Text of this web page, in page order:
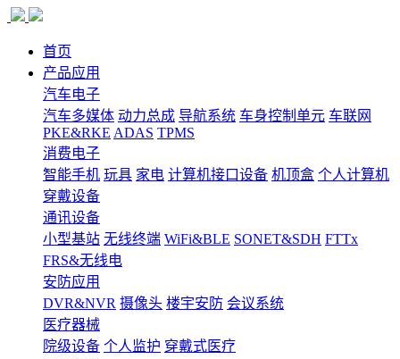
首页
产品应用
汽车电子
汽车多媒体 动力总成 导航系统 车身控制单元 车联网
PKE&RKE ADAS TPMS
消费电子
智能手机 玩具 家电 计算机接口设备 机顶盒 个人计算机
穿戴设备
通讯设备
小型基站 无线终端 WiFi&BLE SONET&SDH FTTx
FRS&无线电
安防应用
DVR&NVR 摄像头 楼宇安防 会议系统
医疗器械
院级设备 个人监护 穿戴式医疗